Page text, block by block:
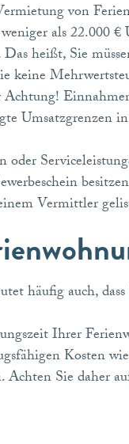
von
als 22.000
heißt, Sie
keine
Vermittler
häufig auch,
Ihrer
Kosten
Achten Sie daher